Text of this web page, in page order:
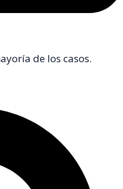
de los casos.